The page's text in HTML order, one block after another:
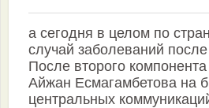
а сегодня в целом по
случай заболеваний
После второго
Айжан Есмагамбетова на
центральных